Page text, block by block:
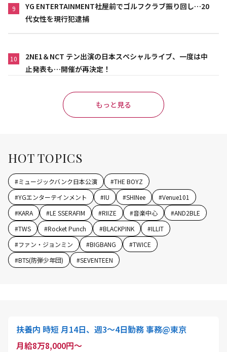
9
YG ENTERTAINMENT社屋前でゴルフクラブ振り回し…20
代女性を現行犯逮捕
10
2NE1＆NCT テン出演の日本スペシャルライブ、一度は中
止発表も…開催が再決定！
もっと見る
HOT TOPICS
#ミュージックバンク日本公演 #THE BOYZ
#YGエンターテインメント #IU #SHINee #Venue101
#KARA #LE SSERAFIM #RIIZE #音楽中心 #AND2BLE
#TWS #Rocket Punch #BLACKPINK #ILLIT
#ファン・ジョンミン #BIGBANG #TWICE
#BTS(防弾少年団) #SEVENTEEN
扶養内 時短 月14日、週3～4日勤務 事務@東京
月給8万8,000円～